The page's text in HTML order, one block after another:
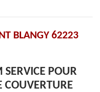
BLANGY 62223
SERVICE POUR
COUVERTURE